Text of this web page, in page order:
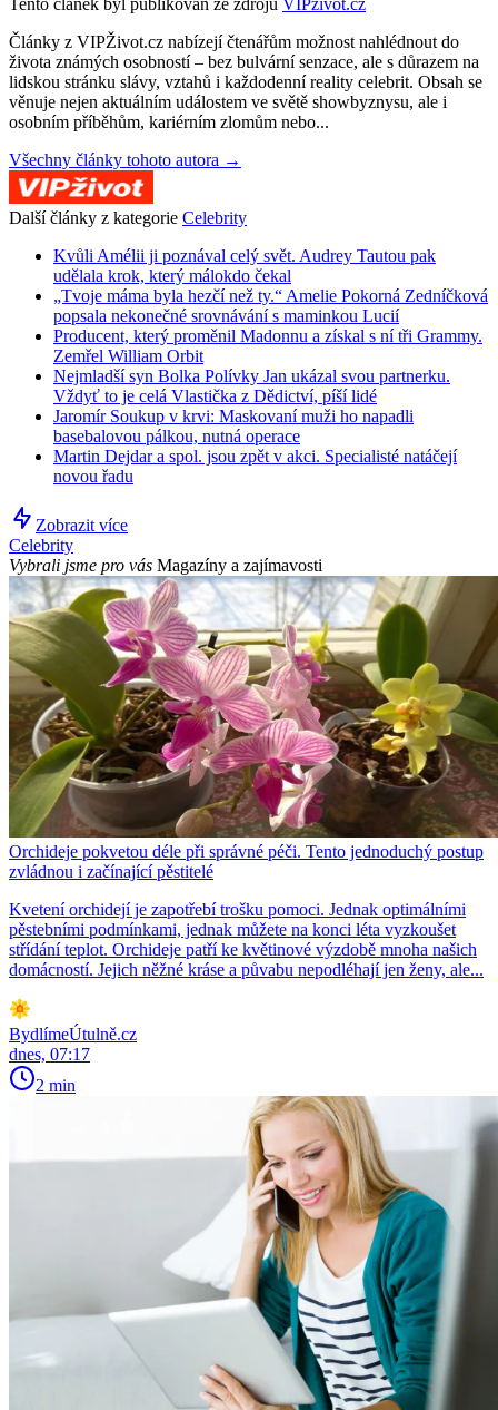
Tento článek byl publikován ze zdrojů VIPživot.cz
Články z VIPŽivot.cz nabízejí čtenářům možnost nahlédnout do
života známých osobností – bez bulvární senzace, ale s důrazem na
lidskou stránku slávy, vztahů i každodenní reality celebrit. Obsah se
věnuje nejen aktuálním událostem ve světě showbyznysu, ale i
osobním příběhům, kariérním zlomům nebo...
Všechny články tohoto autora →
Další články z kategorie Celebrity
Kvůli Amélii ji poznával celý svět. Audrey Tautou pak
udělala krok, který málokdo čekal
„Tvoje máma byla hezčí než ty.“ Amelie Pokorná Zedníčková
popsala nekonečné srovnávání s maminkou Lucií
Producent, který proměnil Madonnu a získal s ní tři Grammy.
Zemřel William Orbit
Nejmladší syn Bolka Polívky Jan ukázal svou partnerku.
Vždyť to je celá Vlastička z Dědictví, píší lidé
Jaromír Soukup v krvi: Maskovaní muži ho napadli
basebalovou pálkou, nutná operace
Martin Dejdar a spol. jsou zpět v akci. Specialisté natáčejí
novou řadu
Zobrazit více
Celebrity
Vybrali jsme pro vás Magazíny a zajímavosti
Orchideje pokvetou déle při správné péči. Tento jednoduchý postup
zvládnou i začínající pěstitelé
Kvetení orchidejí je zapotřebí trošku pomoci. Jednak optimálními
pěstebními podmínkami, jednak můžete na konci léta vyzkoušet
střídání teplot. Orchideje patří ke květinové výzdobě mnoha našich
domácností. Jejich něžné kráse a půvabu nepodléhají jen ženy, ale...
BydlímeÚtulně.cz
dnes, 07:17
2 min